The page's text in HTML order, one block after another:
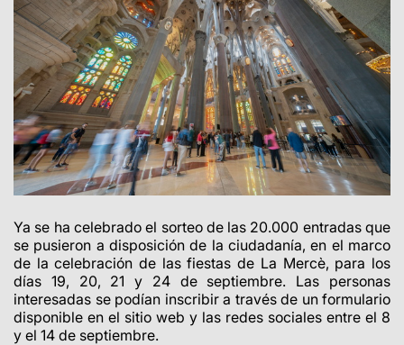
Ya se ha celebrado el sorteo de las 20.000 entradas que
se pusieron a disposición de la ciudadanía, en el marco
de la celebración de las fiestas de La Mercè, para los
días 19, 20, 21 y 24 de septiembre. Las personas
interesadas se podían inscribir a través de un formulario
disponible en el sitio web y las redes sociales entre el 8
y el 14 de septiembre.